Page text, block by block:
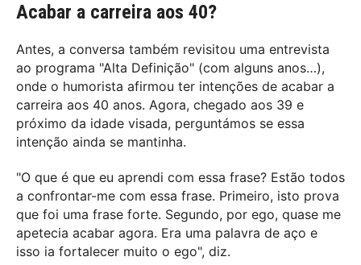
Acabar a carreira aos 40?
Antes, a conversa também revisitou uma entrevista
ao programa "Alta Definição" (com alguns anos…),
onde o humorista afirmou ter intenções de acabar a
carreira aos 40 anos. Agora, chegado aos 39 e
próximo da idade visada, perguntámos se essa
intenção ainda se mantinha.
"O que é que eu aprendi com essa frase? Estão todos
a confrontar-me com essa frase. Primeiro, isto prova
que foi uma frase forte. Segundo, por ego, quase me
apetecia acabar agora. Era uma palavra de aço e
isso ia fortalecer muito o ego", diz.